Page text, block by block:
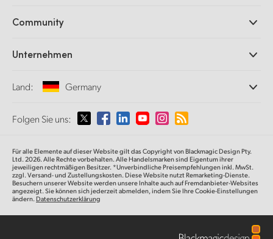
Ultimatte
Aufzeichnung und Wiedergabe
Norm- und Formatwandlung
Netzwerkspeicher
Signalverteilung und Distribution
Streaming und Encoding
Support-Center
Community
Unternehmen
Informationen über uns
Medien
Land: Germany
Wählen Sie Ihr Land aus
Australia
Austria
Folgen Sie uns:
Für alle Elemente auf dieser Website gilt das Copyright von Blackmagic Design Pty.
Ltd. 2026. Alle Rechte vorbehalten. Alle Handelsmarken sind Eigentum ihrer
jeweiligen rechtmäßigen Besitzer. *Unverbindliche Preisempfehlungen inkl. MwSt.
zzgl. Versand- und Zustellungskosten. Diese Website nutzt Remarketing-Dienste.
Besuchern unserer Website werden unsere Inhalte auch auf Fremdanbieter-Websites
angezeigt. Sie können sich jederzeit abmelden, indem Sie Ihre Cookie-Einstellungen
ändern. Datenschutzerklärung